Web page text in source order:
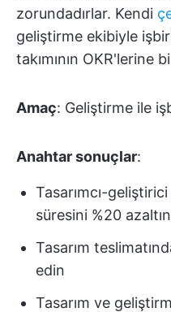
zorundadırlar. Kendi
geliştirme ekibiyle
takımının OKR'lerine
Amaç: Geliştirme ile
Anahtar sonuçlar:
Tasarımcı-
süresini %20 azaltın
Tasarım
edin
Tasarım ve